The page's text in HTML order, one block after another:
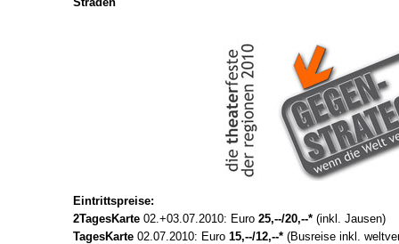
Eintrittspreise:
2TagesKarte02.+03.07.2010: Euro 25,--/20,--* (inkl. Jausen)
TagesKarte02.07.2010: Euro 15,--/12,--* (Busreise inkl.